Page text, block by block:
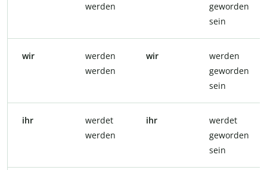
werden
geworden
sein
wir
werden
werden
wir
werden
geworden
sein
ihr
werdet
werden
ihr
werdet
geworden
sein